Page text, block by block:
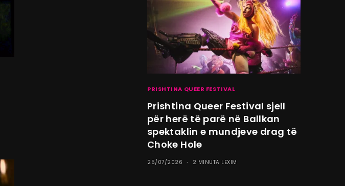
PRISHTINA QUEER FESTIVAL
Prishtina Queer Festival sjell
për herë të parë në Ballkan
spektaklin e mundjeve drag të
Choke Hole
25/07/2026 2 MINUTA LEXIM